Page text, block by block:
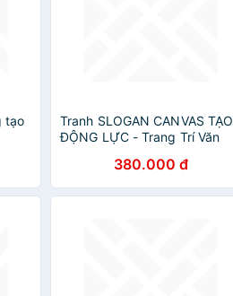
tạo
Tranh SLOGAN CANVAS TẠO
ĐỘNG LỰC - Trang Trí Văn
380.000 đ